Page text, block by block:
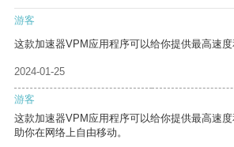
游客
这款加速器VPM应用程序可以给你提供最高速度
2024-01-25
游客
这款加速器VPM应用程序可以给你提供最高速
助你在网络上自由移动。